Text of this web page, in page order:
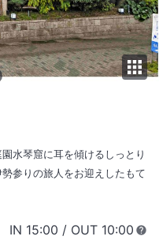
水琴窟に耳を傾けるしっとり
参りの旅人をお迎えしたもて
IN チェックイン
15:00 / OUT チェック
10:00